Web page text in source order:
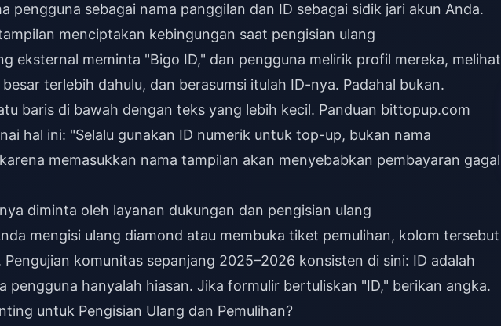
pengguna sebagai nama panggilan dan ID sebagai sidik jari akun Anda.
menciptakan kebingungan saat pengisian ulang
eksternal meminta "Bigo ID," dan pengguna melirik profil mereka, melihat
terlebih dahulu, dan berasumsi itulah ID-nya. Padahal bukan.
baris di bawah dengan teks yang lebih kecil. Panduan bittopup.com
hal ini: "Selalu gunakan ID numerik untuk top-up, bukan nama
memasukkan nama tampilan akan menyebabkan pembayaran gagal
diminta oleh layanan dukungan dan pengisian ulang
mengisi ulang diamond atau membuka tiket pemulihan, kolom tersebut
komunitas sepanjang 2025–2026 konsisten di sini: ID adalah
pengguna hanyalah hiasan. Jika formulir bertuliskan "ID," berikan angka.
untuk Pengisian Ulang dan Pemulihan?